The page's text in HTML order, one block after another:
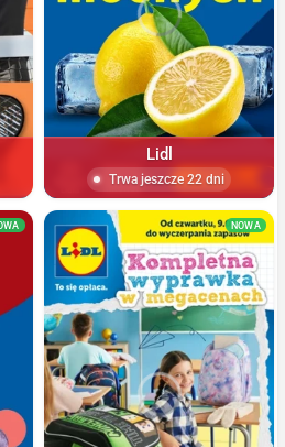
Lidl
Trwa jeszcze 22 dni
NOWA